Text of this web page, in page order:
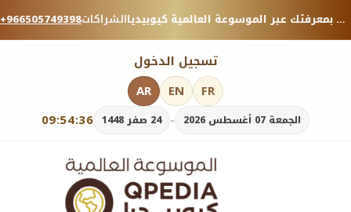
+966505749398الشراكات منصة معرفية موثوقة — شارك بمعرفتك عبر الموسوعة العالمية كيوبيديا.
تسجيل الدخول
09:54:37 الجمعة 07 أغسطس 2026 - 24 صفر 1448
AR EN FR